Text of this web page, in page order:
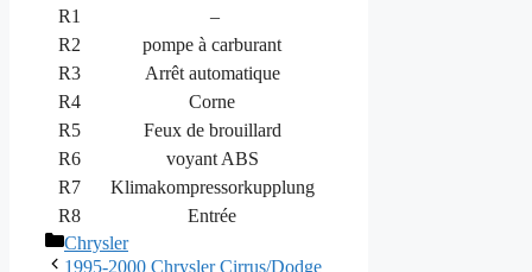
R1
–
R2
pompe à carburant
R3
Arrêt automatique
R4
Corne
R5
Feux de brouillard
R6
voyant ABS
R7
Klimakompressorkupplung
R8
Entrée
Catégories
Chrysler
1995-2000 Chrysler Cirrus/Dodge